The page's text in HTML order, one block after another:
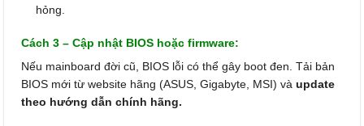
hỏng.
Cách 3 – Cập nhật BIOS hoặc firmware:
Nếu mainboard đời cũ, BIOS lỗi có thể gây boot đen. Tải bản
BIOS mới từ website hãng (ASUS, Gigabyte, MSI) và update
theo hướng dẫn chính hãng.